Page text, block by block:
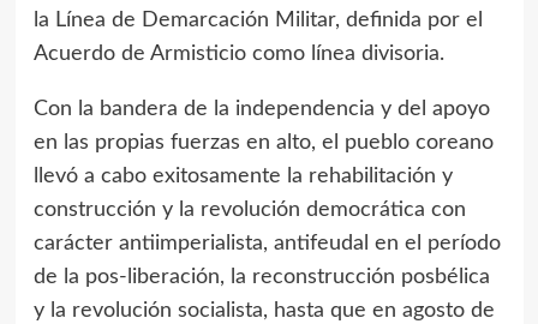
la Línea de Demarcación Militar, definida por el
Acuerdo de Armisticio como línea divisoria.
Con la bandera de la independencia y del apoyo
en las propias fuerzas en alto, el pueblo coreano
llevó a cabo exitosamente la rehabilitación y
construcción y la revolución democrática con
carácter antiimperialista, antifeudal en el período
de la pos-liberación, la reconstrucción posbélica
y la revolución socialista, hasta que en agosto de